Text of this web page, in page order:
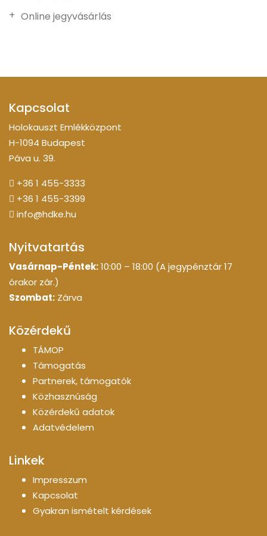
Online jegyvásárlás
Kapcsolat
Holokauszt Emlékközpont
H-1094 Budapest
Páva u. 39.
+36 1 455-3333
+36 1 455-3399
info@hdke.hu
Nyitvatartás
Vasárnap-Péntek:10:00 – 18:00 (A jegypénztár 17
órakor zár.)
Szombat: Zárva
Közérdekű
TÁMOP
Támogatás
Partnerek, támogatók
Közhasznúság
Közérdekű adatok
Adatvédelem
Linkek
Impresszum
Kapcsolat
Gyakran ismételt kérdések